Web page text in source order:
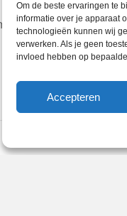
Om de beste ervaringen te
informatie over je apparaat
technologieën kunnen wij
verwerken. Als je geen
invloed hebben op
Accepteren
meer van jullie
en woensdag